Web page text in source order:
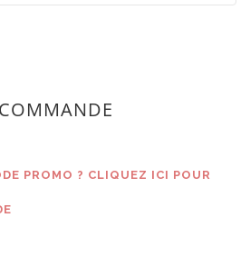
PROMO ? CLIQUEZ ICI POUR